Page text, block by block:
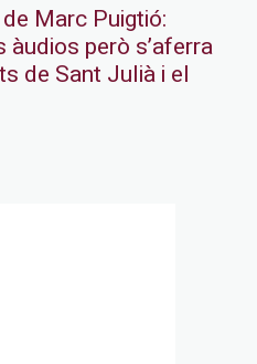
Marc Puigtió:
àudios però s’aferra
de Sant Julià i el